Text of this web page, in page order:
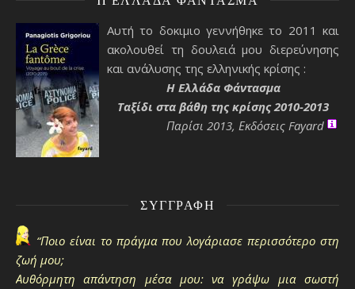
Αυτή το δοκιμιο γεννήθηκε το 2011 και
ακολουθεί τη δουλειά μου διερεύνησης
και ανάλυσης της ελληνικής κρίσης :
H Ελλάδα Φάντασμα
Ταξίδι στα βάθη της κρίσης 2010-2013
Παρίσι 2013, Εκδόσεις Fayard
ΣΥΓΓΡΑΦΉ
“Ποιο είναι το πράγμα που λογάριασε περισσότερο στη
ζωή μου;
Αυθόρμητη απάντηση μέσα μου: να γράψω μια σωστή